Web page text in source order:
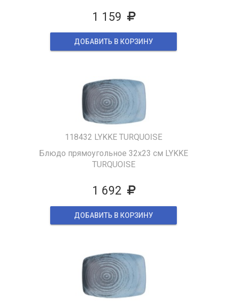
1 159
ДОБАВИТЬ В КОРЗИНУ
118432 LYKKE TURQUOISE
Блюдо прямоугольное 32х23 см LYKKE
TURQUOISE
1 692
ДОБАВИТЬ В КОРЗИНУ